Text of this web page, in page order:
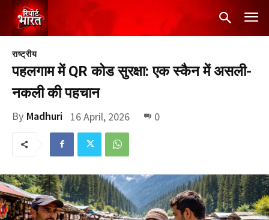
राष्ट्रीय
पहलगाम में QR कोड सुरक्षा: एक स्कैन में असली-
नकली की पहचान
By Madhuri 16 April, 2026 0